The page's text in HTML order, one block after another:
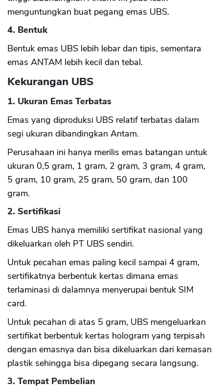
menguntungkan buat pegang emas UBS.
4. Bentuk
Bentuk emas UBS lebih lebar dan tipis, sementara
emas ANTAM lebih kecil dan tebal.
Kekurangan UBS
1. Ukuran Emas Terbatas
Emas yang diproduksi UBS relatif terbatas dalam
segi ukuran dibandingkan Antam.
Perusahaan ini hanya merilis emas batangan untuk
ukuran 0,5 gram, 1 gram, 2 gram, 3 gram, 4 gram,
5 gram, 10 gram, 25 gram, 50 gram, dan 100
gram.
2. Sertifikasi
Emas UBS hanya memiliki sertifikat nasional yang
dikeluarkan oleh PT UBS sendiri.
Untuk pecahan emas paling kecil sampai 4 gram,
sertifikatnya berbentuk kertas dimana emas
terlaminasi di dalamnya menyerupai bentuk SIM
card.
Untuk pecahan di atas 5 gram, UBS mengeluarkan
sertifikat berbentuk kertas hologram yang terpisah
dengan emasnya dan bisa dikeluarkan dari kemasan
plastik sehingga bisa dipegang secara langsung.
3. Tempat Pembelian